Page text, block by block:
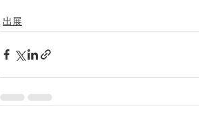
出展